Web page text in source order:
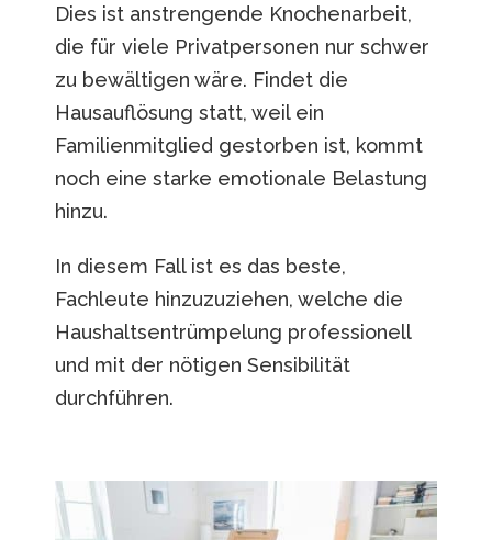
Dies ist anstrengende Knochenarbeit,
die für viele Privatpersonen nur schwer
zu bewältigen wäre. Findet die
Hausauflösung statt, weil ein
Familienmitglied gestorben ist, kommt
noch eine starke emotionale Belastung
hinzu.
In diesem Fall ist es das beste,
Fachleute hinzuzuziehen, welche die
Haushaltsentrümpelung professionell
und mit der nötigen Sensibilität
durchführen.